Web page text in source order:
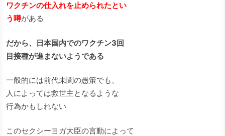
ワクチンの仕入れを止められたとい
う噂がある
だから、日本国内でのワクチン3回
目接種が進まないようである
一般的には前代未聞の愚策でも、
人によっては救世主となるような
行為かもしれない
このセクシーヨガ大臣の言動によって